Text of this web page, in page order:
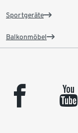
Sportgeräte
Balkonmöbel
facebook youtube